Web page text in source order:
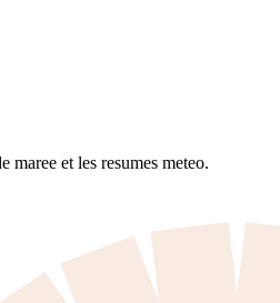
et les resumes meteo.